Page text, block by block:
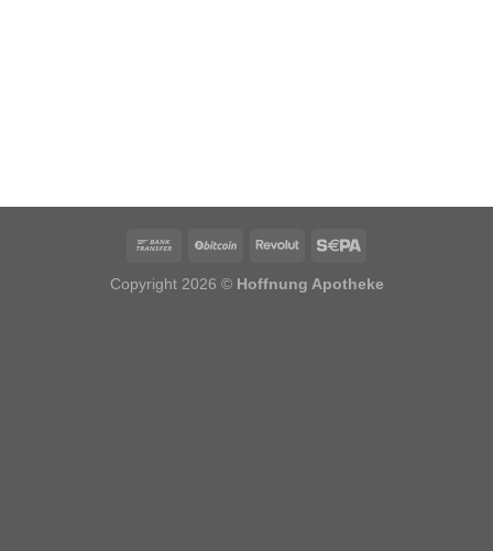
Copyright 2026 © Hoffnung Apotheke